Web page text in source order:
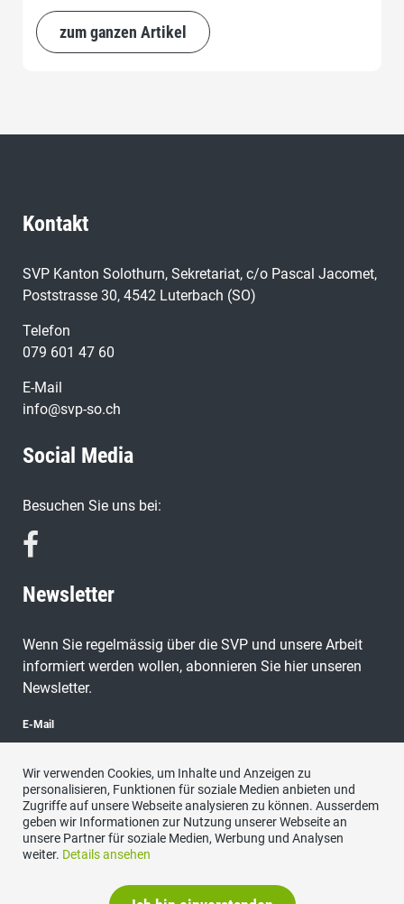
Nichtwiederwahl erfolgte trotz einwandfreier
Amtsführung, unbestrittenen fachlichen Qualifikationen
zum ganzen Artikel
Kontakt
SVP Kanton Solothurn, Sekretariat, c/o Pascal Jacomet,
Poststrasse 30, 4542 Luterbach (SO)
Telefon
079 601 47 60
E-Mail
info@svp-so.ch
Social Media
Besuchen Sie uns bei:
Newsletter
Wenn Sie regelmässig über die SVP und unsere Arbeit
informiert werden wollen, abonnieren Sie hier unseren
Newsletter.
E-Mail
abonnieren
Wir verwenden Cookies, um Inhalte und Anzeigen zu
personalisieren, Funktionen für soziale Medien anbieten und
Zugriffe auf unsere Webseite analysieren zu können. Ausserdem
geben wir Informationen zur Nutzung unserer Webseite an
unsere Partner für soziale Medien, Werbung und Analysen
weiter. Details ansehen